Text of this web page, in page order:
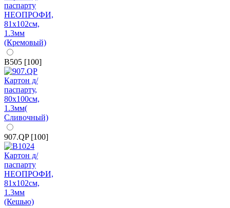
B505 [100]
907.QP [100]